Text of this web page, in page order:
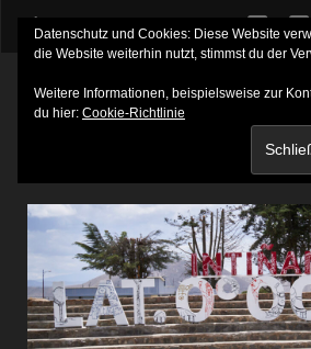
Datenschutz und Cookies: Diese Website
die Website weiterhin nutzt, stimmst du der
Weitere Informationen, beispielsweise zur
du hier: Cookie-Richtlinie